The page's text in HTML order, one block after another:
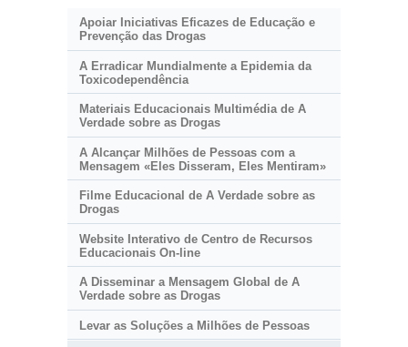
Apoiar Iniciativas Eficazes de Educação e
Prevenção das Drogas
A Erradicar Mundialmente a Epidemia da
Toxicodependência
Materiais Educacionais Multimédia de A
Verdade sobre as Drogas
A Alcançar Milhões de Pessoas com a
Mensagem «Eles Disseram, Eles Mentiram»
Filme Educacional de A Verdade sobre as
Drogas
Website Interativo de Centro de Recursos
Educacionais On-line
A Disseminar a Mensagem Global de A
Verdade sobre as Drogas
Levar as Soluções a Milhões de Pessoas